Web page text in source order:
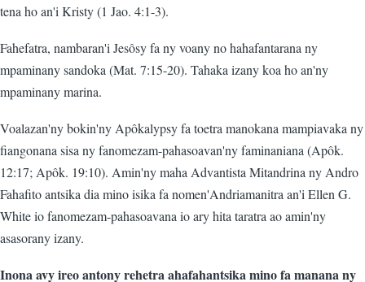
tena ho an'i Kristy (1 Jao. 4:1-3).
Fahefatra, nambaran'i Jesôsy fa ny voany no hahafantarana ny
mpaminany sandoka (Mat. 7:15-20). Tahaka izany koa ho an'ny
mpaminany marina.
Voalazan'ny bokin'ny Apôkalypsy fa toetra manokana mampiavaka ny
fiangonana sisa ny fanomezam-pahasoavan'ny faminaniana (Apôk.
12:17; Apôk. 19:10). Amin'ny maha Advantista Mitandrina ny Andro
Fahafito antsika dia mino isika fa nomen'Andriamanitra an'i Ellen G.
White io fanomezam-pahasoavana io ary hita taratra ao amin'ny
asasorany izany.
Inona avy ireo antony rehetra ahafahantsika mino fa manana ny